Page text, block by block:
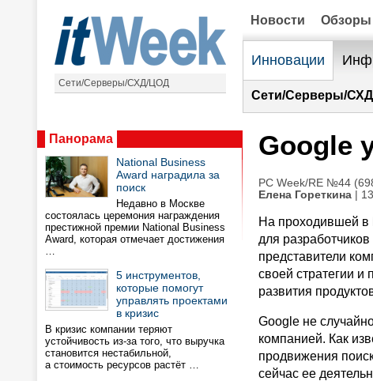
Сети/Серверы/СХД/ЦОД
Новости Обзоры
Инновации
Сети/Серверы/
Панорама
National Business
Award наградила за
поиск
Недавно в Москве
состоялась церемония награждения
престижной премии National Business
Award, которая отмечает достижения
…
5 инструментов,
которые помогут
управлять проектами
в кризис
В кризис компании теряют
устойчивость из-за того, что выручка
становится нестабильной,
а стоимость ресурсов растёт …
Google
PC Week/RE №44
Елена Гореткина |
На проходившей в
для
представители
своей стратегии и
развития
Google не
компанией. Как
продвижения
сейчас ее